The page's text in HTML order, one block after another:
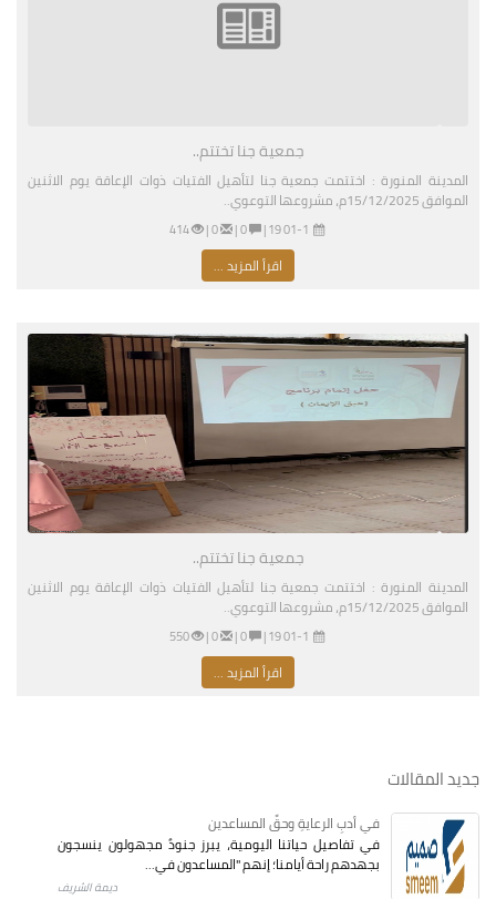
جمعية جنا تختتم..
المدينة المنورة : اختتمت جمعية جنا لتأهيل الفتيات ذوات الإعاقة يوم الاثنين
الموافق 15/12/2025م، مشروعها التوعوي..
01-11-2026 03:19 مساءً |
0 |
0 |
414
اقرأ المزيد ...
جمعية جنا تختتم..
المدينة المنورة : اختتمت جمعية جنا لتأهيل الفتيات ذوات الإعاقة يوم الاثنين
الموافق 15/12/2025م، مشروعها التوعوي..
01-11-2026 03:19 مساءً |
0 |
0 |
550
اقرأ المزيد ...
جديد المقالات
في أدبِ الرعايةِ وحقِّ المساعدين
في تفاصيل حياتنا اليومية، يبرز جنودٌ مجهولون ينسجون
بجهدهم راحة أيامنا؛ إنهم "المساعدون في...
ديمة الشريف